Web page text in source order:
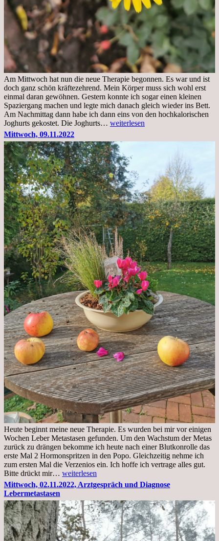
Am Mittwoch hat nun die neue Therapie begonnen. Es war und ist
doch ganz schön kräftezehrend. Mein Körper muss sich wohl erst
einmal daran gewöhnen. Gestern konnte ich sogar einen kleinen
Spaziergang machen und legte mich danach gleich wieder ins Bett.
Am Nachmittag dann habe ich dann eins von den hochkalorischen
Joghurts gekostet. Die Joghurts… Freitag,
Therapie
Beginn
gut
überstanden
weiterlesen
Mittwoch, 09.11.2022
Heute beginnt meine neue Therapie. Es wurden bei mir vor einigen
Wochen Leber Metastasen gefunden. Um den Wachstum der Metas
zurück zu drängen bekomme ich heute nach einer Blutkonrolle das
erste Mal 2 Hormonspritzen in den Popo. Gleichzeitig nehme ich
zum ersten Mal die Verzenios ein. Ich hoffe ich vertrage alles gut.
Bitte drückt mir… Mittwoch,
09.11.2022
weiterlesen
Mittwoch, 02.11.2022, Arztgespräch und Diagnose
Lebermetastasen